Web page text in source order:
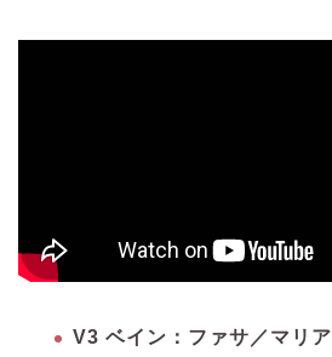
V3 ベイン：ファサ／マリア